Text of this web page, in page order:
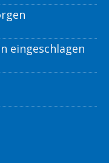
eingeschlagen